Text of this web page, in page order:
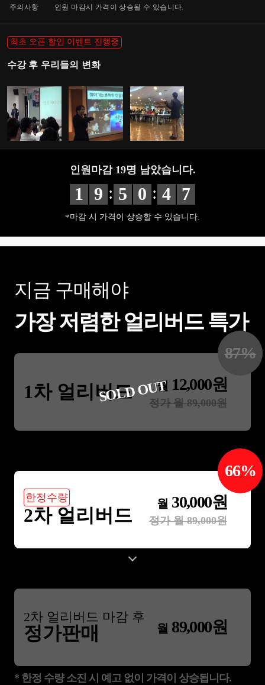
주의사항
인원 마감시 가격이 상승될 수 있습니다.
최초 오픈 할인 이벤트 진행중
수강 후 우리들의 변화
인원마감 19명 남았습니다.
1 9 : 5 0 : 4 6
마감 시 가격이 상승할 수 있습니다.
지금 구매해야
가장 저렴한 얼리버드 특가
1차 얼리버드 월 12,000원
정가 월89,000원
87%
SOLD OUT
한정수량
2차 얼리버드
월 30,000원
정가 월89,000원
66%
2차 얼리버드 마감 후
정가판매 월 89,000원
* 한정 수량 소진 시 예고 없이 가격이 상승됩니다.